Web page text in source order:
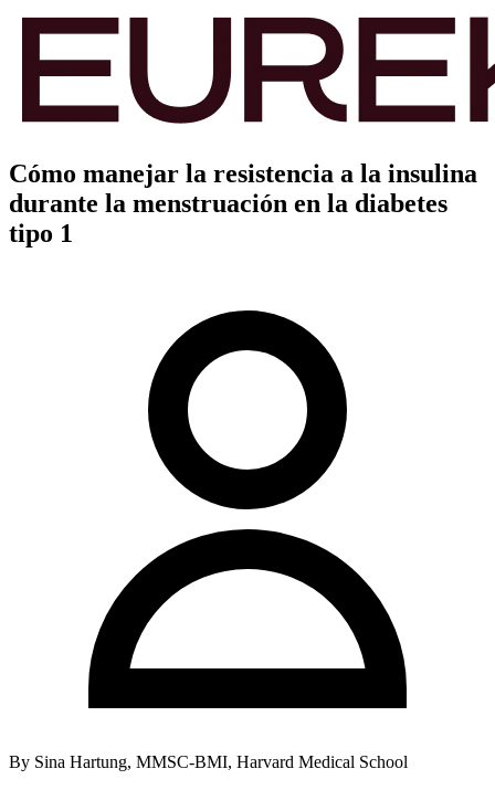
Cómo manejar la resistencia a la insulina
durante la menstruación en la diabetes
tipo 1
By Sina Hartung, MMSC-BMI, Harvard Medical School